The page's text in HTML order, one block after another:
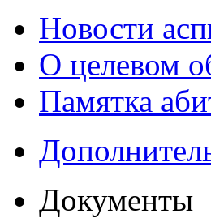
Новости
О целевом
Памятка
Документы